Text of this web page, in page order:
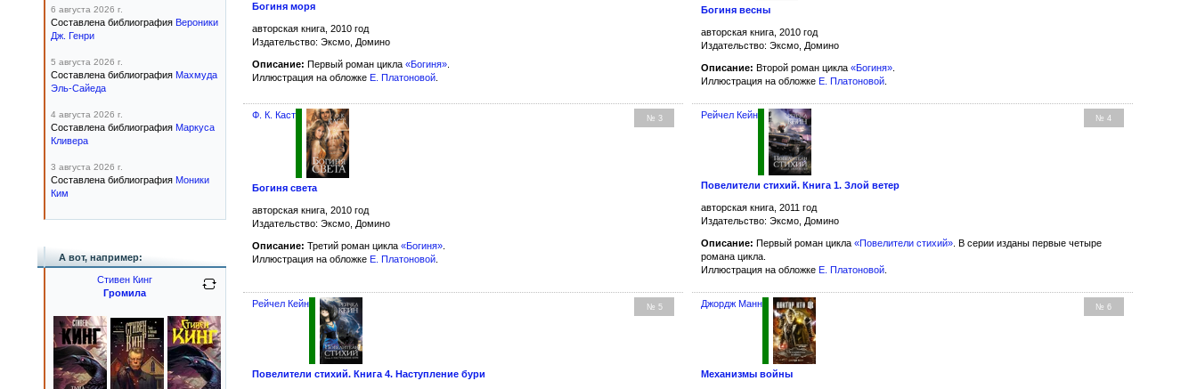
Богиня моря
авторская книга, 2010 год
Издательство: Эксмо, Домино
Описание: Первый роман цикла «Богиня»
Иллюстрация на обложке Е. Платоновой
Богиня весны
авторская книга, 2010 год
Издательство: Эксмо, Домино
Описание: Второй роман цикла«Богиня»
Иллюстрация на обложке Е. Платоновой
№ 3
Ф. К. Каст
Богиня света
авторская книга, 2010 год
Издательство: Эксмо, Домино
Описание: Третий роман цикла «Богиня»
Иллюстрация на обложке Е. Платоновой
№ 4
Рейчел Кейн
Повелители стихий. Книга 1. Злой ветер
авторская книга, 2011 год
Издательство: Эксмо, Домино
Описание: Первый роман цикла«Повелители стихий» . В серии изданы первые четыре
романа цикла.
Иллюстрация на обложке Е. Платоновой
№ 5
Рейчел Кейн
Повелители стихий. Книга 4. Наступление бури
№ 6
Джордж Манн
Механизмы войны
6 августа 2026 г.
Составлена библиография Вероники
Дж. Генри
5 августа 2026 г.
Составлена библиография Махмуда
Эль-Сайеда
4 августа 2026 г.
Составлена библиография Маркуса
Кливера
3 августа 2026 г.
Составлена библиография Моники
Ким
А вот, например:
Стивен Кинг
Громила